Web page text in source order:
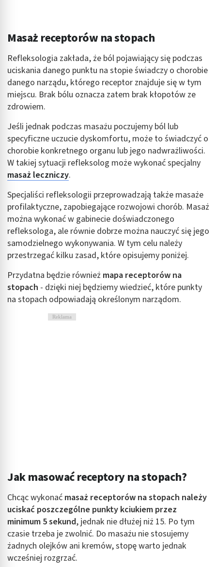
Masaż receptorów na stopach
Refleksologia zakłada, że ból pojawiający się podczas
uciskania danego punktu na stopie świadczy o chorobie
danego narządu, którego receptor znajduje się w tym
miejscu. Brak bólu oznacza zatem brak kłopotów ze
zdrowiem.
Jeśli jednak podczas masażu poczujemy ból lub
specyficzne uczucie dyskomfortu, może to świadczyć o
chorobie konkretnego organu lub jego nadwrażliwości.
W takiej sytuacji refleksolog może wykonać specjalny
masaż leczniczy.
Specjaliści refleksologii przeprowadzają także masaże
profilaktyczne, zapobiegające rozwojowi chorób. Masaż
można wykonać w gabinecie doświadczonego
refleksologa, ale równie dobrze można nauczyć się jego
samodzielnego wykonywania. W tym celu należy
przestrzegać kilku zasad, które opisujemy poniżej.
Przydatna będzie również mapa receptorów na
stopach - dzięki niej będziemy wiedzieć, które punkty
na stopach odpowiadają określonym narządom.
Reklama
Jak masować receptory na stopach?
Chcąc wykonać masaż receptorów na stopach należy
uciskać poszczególne punkty kciukiem przez
minimum 5 sekund, jednak nie dłużej niż 15. Po tym
czasie trzeba je zwolnić. Do masażu nie stosujemy
żadnych olejków ani kremów, stopę warto jednak
wcześniej rozgrzać.